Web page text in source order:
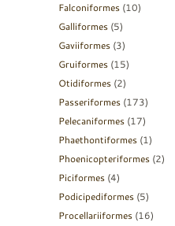
Falconiformes (10)
Galliformes (5)
Gaviiformes (3)
Gruiformes (15)
Otidiformes (2)
Passeriformes (173)
Pelecaniformes (17)
Phaethontiformes (1)
Phoenicopteriformes (2)
Piciformes (4)
Podicipediformes (5)
Procellariiformes (16)